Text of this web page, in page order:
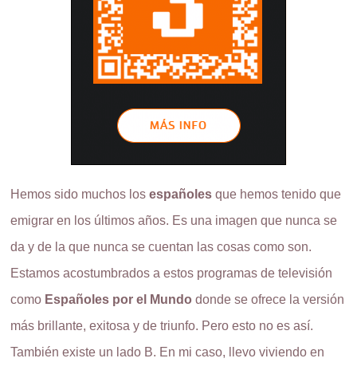
Hemos sido muchos losespañoles que hemos tenido que
emigrar en los últimos años. Es una imagen que nunca se
da y de la que nunca se cuentan las cosas como son.
Estamos acostumbrados a estos programas de televisión
como Españoles por el Mundo donde se ofrece la versión
más brillante, exitosa y de triunfo. Pero esto no es así.
También existe un lado B. En mi caso, llevo viviendo en